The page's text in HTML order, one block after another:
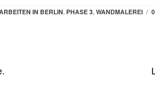
IN BERLIN, PHASE 3, WANDMALEREI / 0